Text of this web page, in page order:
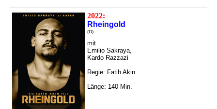
2022:
Rheingold
(D)
mit
Emilio Sakraya,
Kardo Razzazi
Regie: Fatih Akin
Länge: 140 Min.